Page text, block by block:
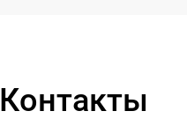
Контакты